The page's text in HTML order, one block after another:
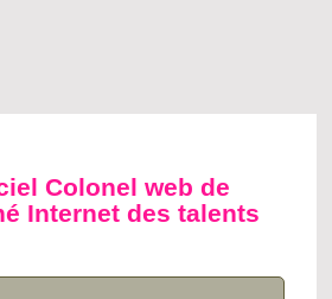
Colonel web de
Internet des talents